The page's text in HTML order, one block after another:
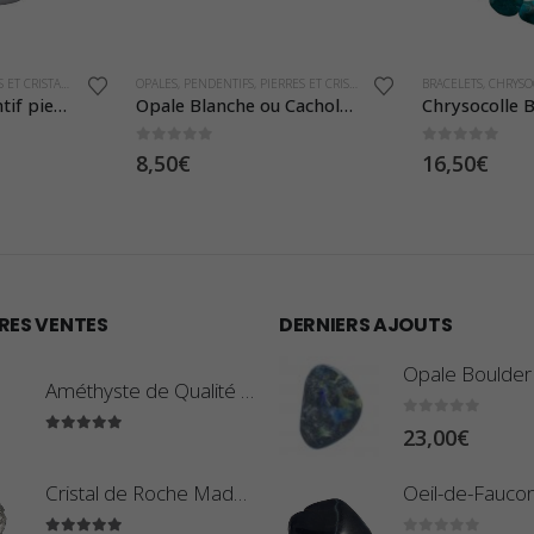
, PIERRES ET CRISTAUX BRACELETS, CHRYSOCOLLE, PIERRES ET CRISTAUX
Chrysocolle Bracelet mini Pierre Roulée
VENTES
Améthyste de Qualité Extra - Pierre Roulée
Cristal de Roche Madagascar Fragment de Pierre Brute
DERNIERS AJOUTS
23,00€